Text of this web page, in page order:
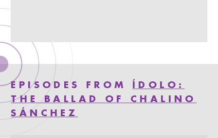
EPISODES FROM
ÍDOLO:
THE BALLAD OF CHALINO
SÁNCHEZ